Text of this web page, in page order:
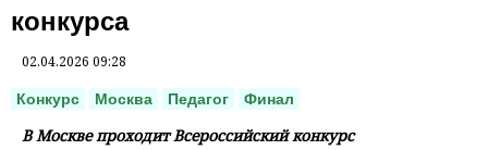
конкурса
02.04.2026 09:28
Конкурс Москва Педагог Финал
В Москве проходит Всероссийский конкурс